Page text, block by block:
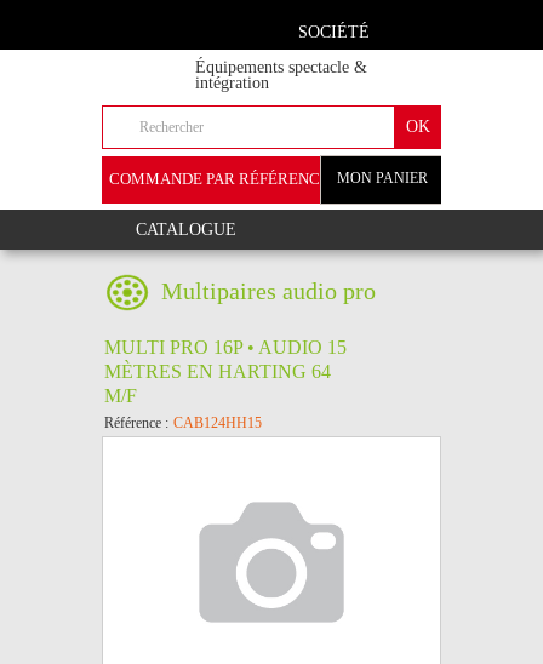
SOCIÉTÉ
Équipements spectacle &
intégration
MON PANIER
COMMANDE PAR RÉFÉRENCE
CATALOGUE
Multipaires audio pro
MULTI PRO 16P • AUDIO 15
MÈTRES EN HARTING 64
M/F
Référence : CAB124HH15